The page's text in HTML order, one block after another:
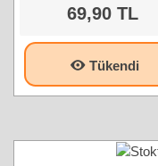
69,90 TL
Tükendi